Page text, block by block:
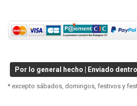
Por lo general hecho | Enviado
* excepto sábados, domingos, festivos y